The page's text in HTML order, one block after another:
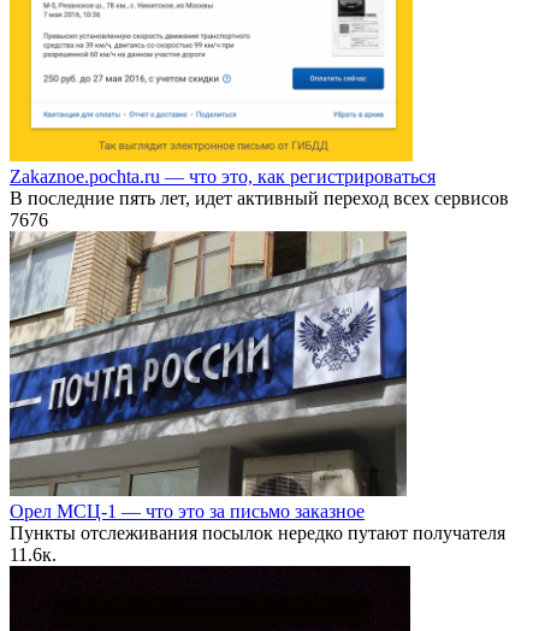
Zakaznoe.pochta.ru — что это, как регистрироваться
В последние пять лет, идет активный переход всех сервисов
7676
Орел МСЦ-1 — что это за письмо заказное
Пункты отслеживания посылок нередко путают получателя
11.6к.